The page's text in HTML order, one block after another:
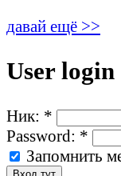
давай ещё >>
User login
Ник: *
Password: *
Запомнить